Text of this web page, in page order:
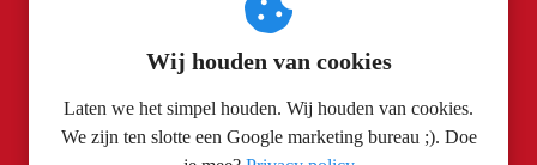
Search Cobra
Wij houden van cookies
Laten we het simpel houden. Wij houden van cookies.
We zijn ten slotte een Google marketing bureau ;). Doe